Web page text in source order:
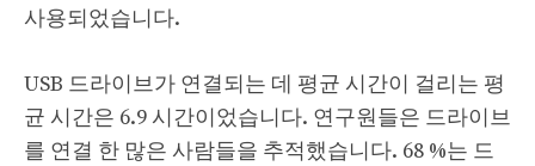
사용되었습니다.
USB 드라이브가 연결되는 데 평균 시간이 걸리는 평
균 시간은 6.9 시간이었습니다. 연구원들은 드라이브
를 연결 한 많은 사람들을 추적했습니다. 68 %는 드